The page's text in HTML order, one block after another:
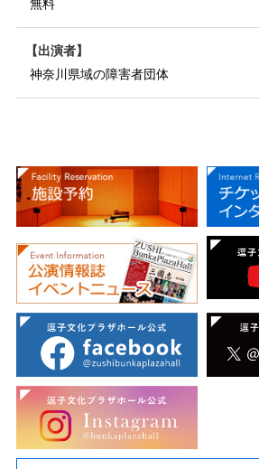
無料
出演者
神奈川県域の障害者団体